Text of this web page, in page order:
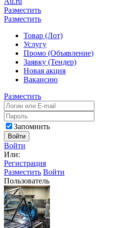
Разместить
Разместить
Товар (Лот)
Услугу
Промо (Объявление)
Заявку (Тендер)
Новая акция
Вакансию
Разместить
Запомнить
Войти
Войти
Или:
Регистрация
Разместить Войти
Пользователь